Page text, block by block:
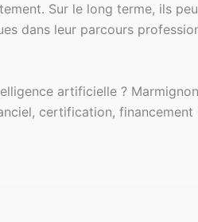
Sur le long terme, ils
dans leur parcours
artificielle ?
certification,